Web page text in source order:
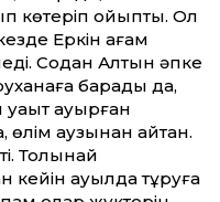
көтеріп қойыпты. Ол
кезде Еркін ағам
Содан Алтын әпке
барады да,
ауырған
аузынан қайтқан.
Толқынай
кейін ауылда тұруға